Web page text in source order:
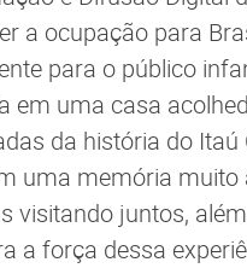
a ocupação para
para o público
em uma casa
da história do
uma memória
visitando juntos,
a força dessa